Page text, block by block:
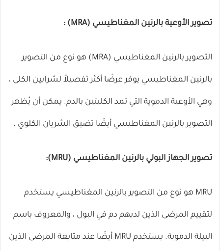
تصوير الأوعية بالرنين المغناطيسي (MRA) :
التصوير بالرنين المغناطيسي (MRA) هو نوع من التصوير
بالرنين المغناطيسي يوفر عرضًا أكثر تفصيلاً لشرايين الكلى ،
وهي الأوعية الدموية التي تمد الكليتين بالدم. يمكن أن يُظهر
التصوير بالرنين المغناطيسي أيضًا تضيق الشريان الكلوي .
تصوير الجهاز البولي بالرنين المغناطيسي (MRU):
MRU هو نوع من التصوير بالرنين المغناطيسي يستخدم
لتقييم المرضى الذين لديهم دم في البول ، والمعروف باسم
البيلة الدموية. يستخدم MRU أيضًا عند متابعة المرضى الذين